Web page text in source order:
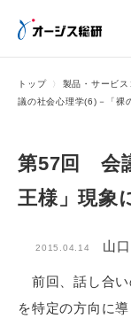
トップ 製品・サービス
議の社会心理学(6)－「裸
第57回 会
王様」現象
2015.04.14 山
前回、話し合い
を特定の方向に